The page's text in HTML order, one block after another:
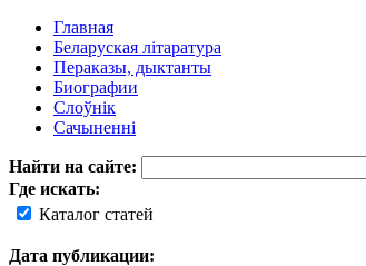
Главная
Беларуская літаратура
Пераказы, дыктанты
Биографии
Слоўнік
Сачыненні
Найти на сайте:
Где искать:
Каталог статей
Дата публикации: